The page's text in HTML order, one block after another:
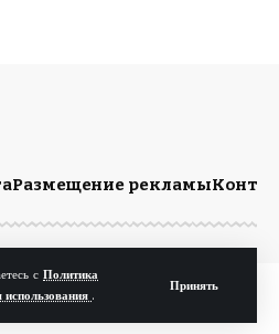
с Политика
использования .
Принять
Размещение рекламы
права защищены.